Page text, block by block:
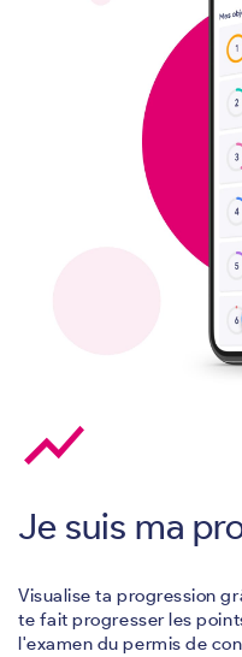
show_chart
Je suis ma
Visualise ta progression
te fait progresser les
l'examen du permis de